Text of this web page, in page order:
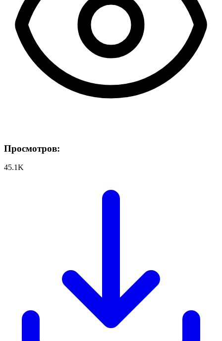
Просмотров:
45.1K